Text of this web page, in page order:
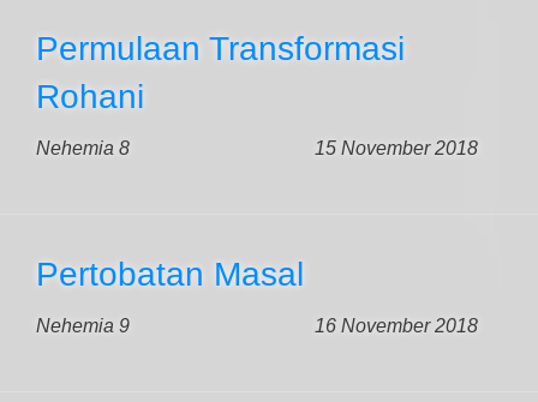
Permulaan Transformasi
Rohani
Nehemia 8 15 November 2018
Pertobatan Masal
Nehemia 9 16 November 2018